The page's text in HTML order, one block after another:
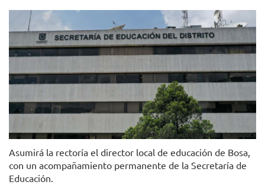
Secretaría de Educación Distrital de Bogotá
Asumirá la rectoría el director local de educación de Bosa,
con un acompañamiento permanente de la Secretaría de
Educación.